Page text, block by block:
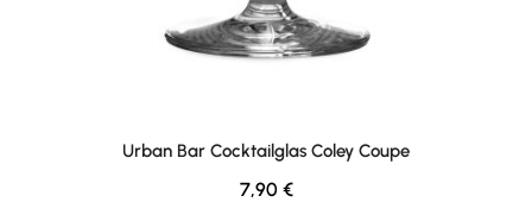
Urban Bar Cocktailglas Coley Coupe
Regulärer Preis:
7,90 €